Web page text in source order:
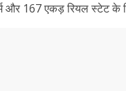
और 167 एकड़ रियल स्टेट के